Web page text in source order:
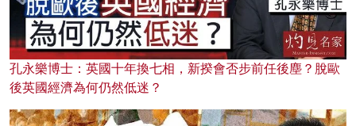
孔永樂博士：英國十年換七相，新揆會否步前任後塵？脫歐
後英國經濟為何仍然低迷？